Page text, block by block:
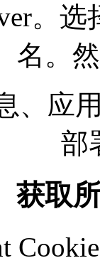
。
名。
、应
部
获取